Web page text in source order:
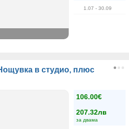
1.07 - 30.09
в студио, плюс
106.00€
207.32лв
за двама